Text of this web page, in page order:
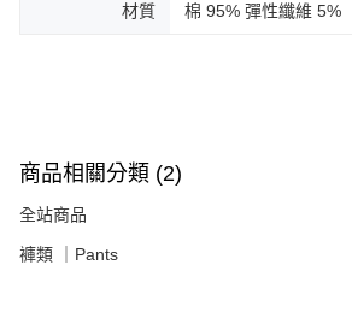
材質 棉 95% 彈性纖維 5%
商品相關分類 (2)
全站商品
褲類 ｜Pants